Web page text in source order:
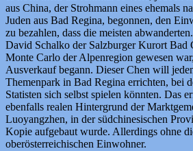
aus China, der Strohmann eines ehemals
Juden aus Bad Regina, begonnen, den
zu bezahlen, dass die meisten
David Schalko der Salzburger Kurort Bad
Monte Carlo der Alpenregion gewesen
Ausverkauf begann. Dieser Chen will
Themenpark in Bad Regina errichten, bei
Statisten sich selbst spielen könnten. Das
ebenfalls realen Hintergrund der
Luoyangzhen, in der südchinesischen
Kopie aufgebaut wurde. Allerdings ohne
oberösterreichischen Einwohner.